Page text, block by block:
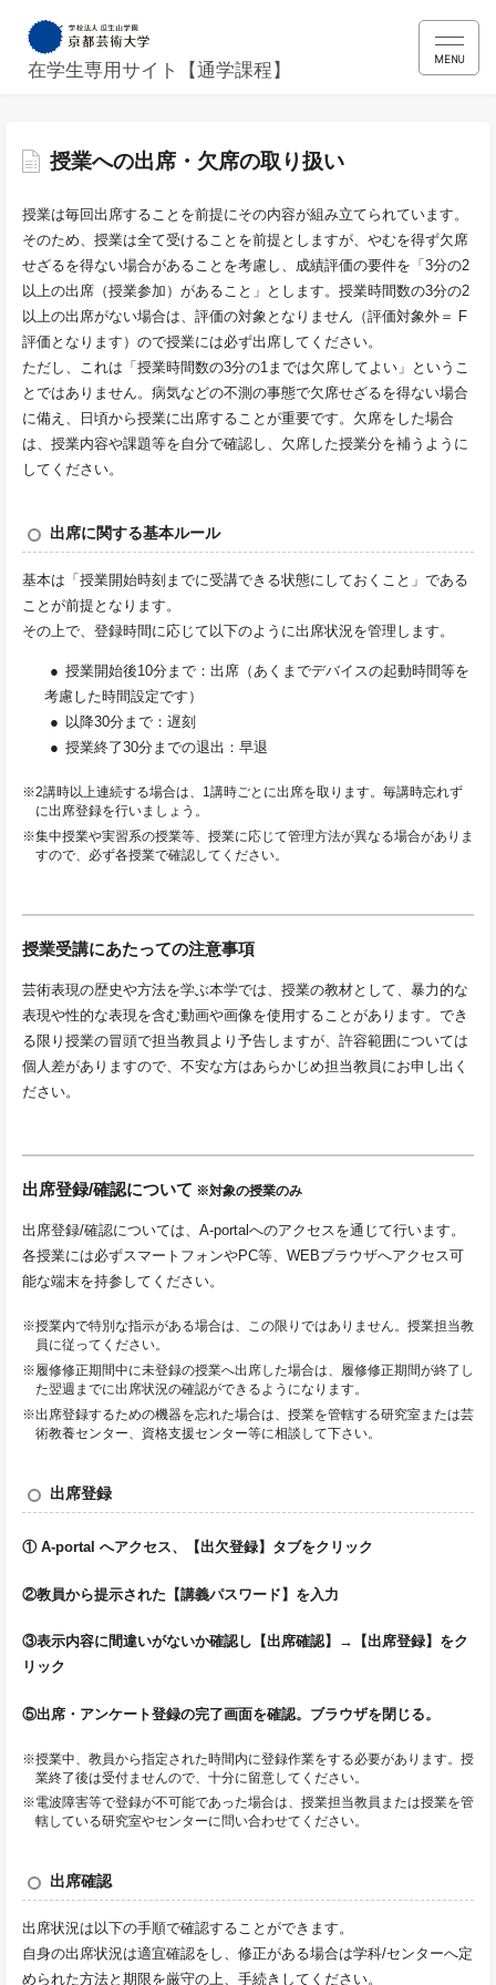
在学生専用サイト【通学課程】
MENU
授業への出席・欠席の取り扱い
授業は毎回出席することを前提にその内容が組み立てられています。
そのため、授業は全て受けることを前提としますが、やむを得ず欠席
せざるを得ない場合があることを考慮し、成績評価の要件を「3分の2
以上の出席（授業参加）があること」とします。授業時間数の3分の2
以上の出席がない場合は、評価の対象となりません（評価対象外＝ F
評価となります）ので授業には必ず出席してください。
ただし、これは「授業時間数の3分の1までは欠席してよい」というこ
とではありません。病気などの不測の事態で欠席せざるを得ない場合
に備え、日頃から授業に出席することが重要です。欠席をした場合
は、授業内容や課題等を自分で確認し、欠席した授業分を補うように
してください。
出席に関する基本ルール
基本は「授業開始時刻までに受講できる状態にしておくこと」である
ことが前提となります。
その上で、登録時間に応じて以下のように出席状況を管理します。
授業開始後10分まで：出席（あくまでデバイスの起動時間等を
考慮した時間設定です）
以降30分まで：遅刻
授業終了30分までの退出：早退
※2講時以上連続する場合は、1講時ごとに出席を取ります。毎講時忘れず
に出席登録を行いましょう。
※集中授業や実習系の授業等、授業に応じて管理方法が異なる場合がありま
すので、必ず各授業で確認してください。
授業受講にあたっての注意事項
芸術表現の歴史や方法を学ぶ本学では、授業の教材として、暴力的な
表現や性的な表現を含む動画や画像を使用することがあります。でき
る限り授業の冒頭で担当教員より予告しますが、許容範囲については
個人差がありますので、不安な方はあらかじめ担当教員にお申し出く
ださい。
出席登録/確認について ※対象の授業のみ
出席登録/確認については、A-portalへのアクセスを通じて行います。
各授業には必ずスマートフォンやPC等、WEBブラウザへアクセス可
能な端末を持参してください。
※授業内で特別な指示がある場合は、この限りではありません。授業担当教
員に従ってください。
※履修修正期間中に未登録の授業へ出席した場合は、履修修正期間が終了し
た翌週までに出席状況の確認ができるようになります。
※出席登録するための機器を忘れた場合は、授業を管轄する研究室または芸
術教養センター、資格支援センター等に相談して下さい。
出席登録
① A-portal へアクセス、【出欠登録】タブをクリック
②教員から提示された【講義パスワード】を入力
③表示内容に間違いがないか確認し【出席確認】→【出席登録】をク
リック
⑤出席・アンケート登録の完了画面を確認。ブラウザを閉じる。
※授業中、教員から指定された時間内に登録作業をする必要があります。授
業終了後は受付ませんので、十分に留意してください。
※電波障害等で登録が不可能であった場合は、授業担当教員または授業を管
轄している研究室やセンターに問い合わせてください。
出席確認
出席状況は以下の手順で確認することができます。
自身の出席状況は適宜確認をし、修正がある場合は学科/センターへ定
められた方法と期限を厳守の上、手続きしてください。